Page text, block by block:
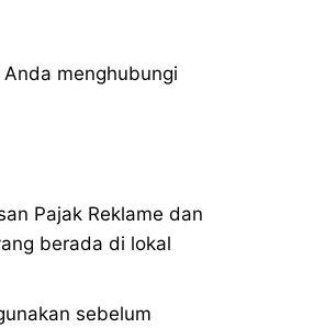
menghubungi
Pajak Reklame dan
berada di lokal
sebelum